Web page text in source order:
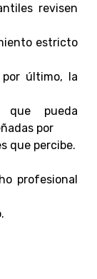
revisen
estricto
último, la
que pueda
por
que percibe.
profesional